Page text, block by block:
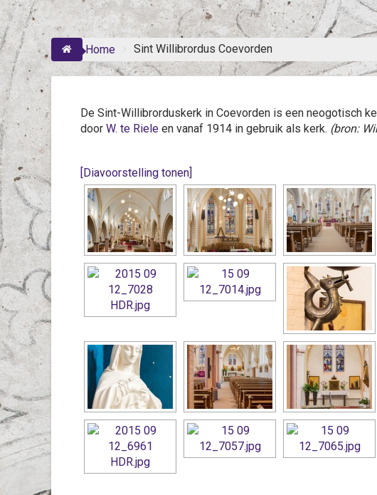
Home Sint Willibrordus Coevorden
De Sint-Willibrorduskerk in Coevorden is een neogotisch
door W. te Riele en vanaf 1914 in gebruik als kerk. (bron:
[Diavoorstelling tonen]